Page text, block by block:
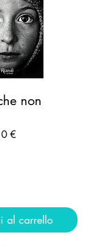
non
€Prezzo
al carrello